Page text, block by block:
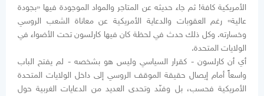
الأمريكية كافة! ثم جاء حديثه عن المتاجر والمواد الموجودة فيها «بجودة
عالية» رغم العقوبات والدعاية الأمريكية عن معاناة الشعب الروسي
وخسارته. وكل ذلك حدث في لحظة كان فيها كارلسون تحت الأضواء في
الولايات المتحدة.
أي أن كارلسون - كقرار السياسي وليس هو بشخصه - لم يفتح الباب
واسعاً أمام إيصال حقيقة الموقف الروسي إلى داخل الولايات المتحدة
الأمريكية فحسب، بل وفنّد وتحدى العديد من الدعايات الغربية حول